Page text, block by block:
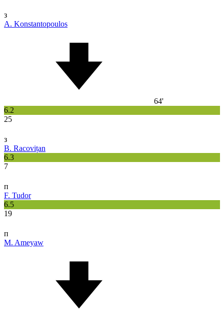
з
A. Konstantopoulos
64'
6.2
25
з
B. Racovițan
6.3
7
п
F. Tudor
6.5
19
п
M. Ameyaw